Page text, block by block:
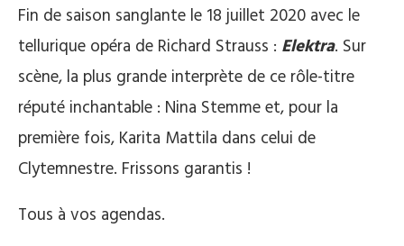
Fin de saison sanglante le 18 juillet 2020 avec le
tellurique opéra de Richard Strauss : Elektra. Sur
scène, la plus grande interprète de ce rôle-titre
réputé inchantable : Nina Stemme et, pour la
première fois, Karita Mattila dans celui de
Clytemnestre. Frissons garantis !
Tous à vos agendas.